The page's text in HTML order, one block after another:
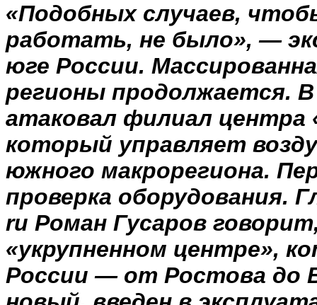
«Подобных случаев,
работать, не было», —
юге России.
регионы продолжается.
атаковал филиал центра
который управляет
южного макрорегиона.
проверка оборудования.
ru Роман Гусаров
«укрупненном центре»,
России — от Ростова до